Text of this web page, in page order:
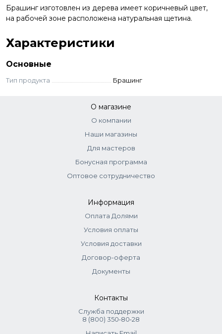
Брашинг изготовлен из дерева имеет коричневый цвет,
на рабочей зоне расположена натуральная щетина.
Характеристики
Основные
Тип продукта Брашинг
О магазине
О компании
Наши магазины
Для мастеров
Бонусная программа
Оптовое сотрудничество
Информация
Оплата Долями
Условия оплаты
Условия доставки
Договор-оферта
Документы
Контакты
Служба поддержки
8 (800) 350‑80‑28